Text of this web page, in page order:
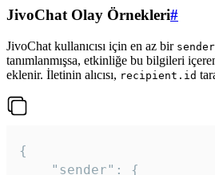
JivoChat Olay Örnekleri#
JivoChat kullanıcısı için en az bir sender
tanımlanmışsa, etkinliğe bu bilgileri
eklenir. İletinin alıcısı, recipient.id
{